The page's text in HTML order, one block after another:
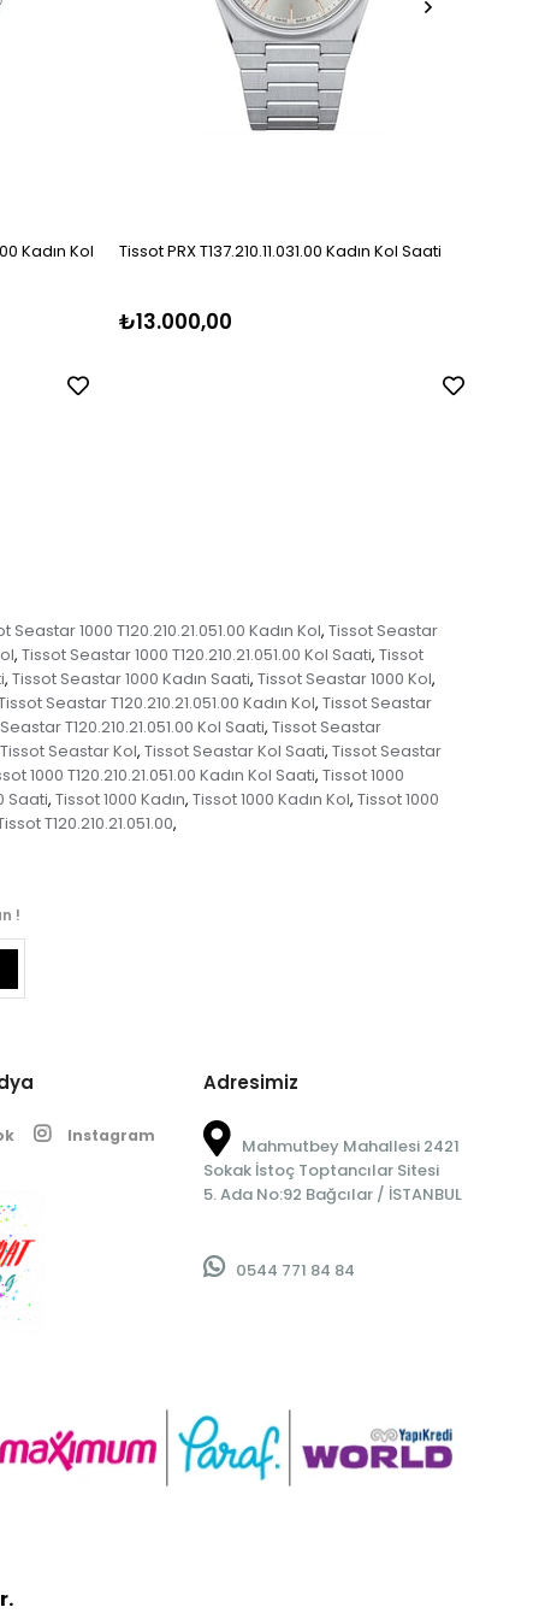
Kadın Kol
Tissot PRX T137.210.11.031.00 Kadın Kol Saati
₺13.000,00
Seastar 1000 T120.210.21.051.00 Kadın Kol, Tissot Seastar
, Tissot Seastar 1000 T120.210.21.051.00 Kol Saati, Tissot
, Tissot Seastar 1000 Kadın Saati, Tissot Seastar 1000 Kol,
Seastar T120.210.21.051.00 Kadın Kol, Tissot Seastar
T120.210.21.051.00 Kol Saati, Tissot Seastar
Tissot Seastar Kol, Tissot Seastar Kol Saati, Tissot Seastar
1000 T120.210.21.051.00 Kadın Kol Saati, Tissot 1000
Saati, Tissot 1000 Kadın, Tissot 1000 Kadın Kol, Tissot 1000
T120.210.21.051.00,
!
Instagram
Adresimiz
Mahmutbey Mahallesi 2421
Sokak İstoç Toptancılar Sitesi
5. Ada No:92 Bağcılar / İSTANBUL
0544 771 84 84